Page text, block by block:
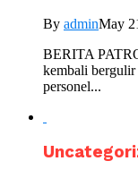
By adminMay
BERITA
kembali bergulir
personel...